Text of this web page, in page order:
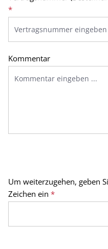
*
Kommentar
Um weiterzugehen, geben
Zeichen ein *